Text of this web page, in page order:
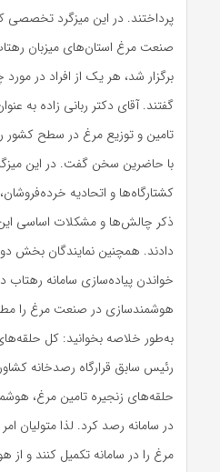
پرداختند. در این میزگرد
صنعت مرغ استان‌های میزبان
برگزار شد، هر یک از افراد در
گفتند. آقای دکتر ربانی زاده به
تامین و توزیع مرغ در سطح کشور
با حاضرین سخن گفت. در این
کشتارگاه‌ها و اتحادیه
ذکر چالش‌ها و مشکلات اساسی
دادند. همچنین نمایندگان بخش
خواندن پیاده‌سازی سامانه رهتاب
هوشمندسازی در صنعت مرغ را
به‌طور خلاصه بخوانید: کل
حلقه‌های زنجیره تامین مرغ،
در سامانه رصد کرد. لذا متولیان
مرغ را در سامانه تکمیل کنند و از